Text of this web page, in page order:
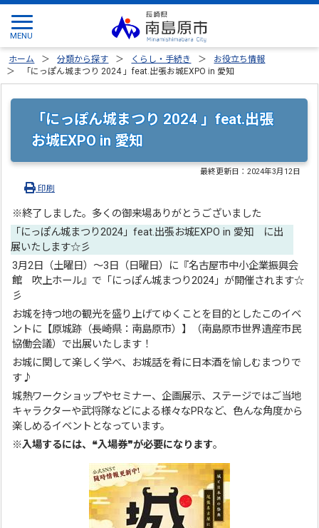
ホーム 分類から探す くらし・手続き
お役立ち情報
「にっぽん城まつり 2024 」feat.出張お城EXPO in 愛知
「にっぽん城まつり 2024 」feat.出張
お城EXPO in 愛知
最終更新日：2024年3月12日
印刷
※終了しました。多くの御来場ありがとうございました
「にっぽん城まつり2024」feat.出張お城EXPO in 愛知 に出
展いたします☆彡
3月2日（土曜日）～3日（日曜日）に『名古屋市中小企業振興会
館 吹上ホール』で「にっぽん城まつり2024」が開催されます☆
彡
お城を持つ地の観光を盛り上げてゆくことを目的としたこのイベ
ントに【原城跡（長崎県：南島原市）】（南島原市世界遺産市民
協働会議）で出展いたします！
お城に関して楽しく学べ、お城話を肴に日本酒を愉しむまつりで
す♪
城熱ワークショップやセミナー、企画展示、ステージではご当地
キャラクターや武将隊などによる様々なPRなど、色んな角度から
楽しめるイベントとなっています。
※入場するには、❝入場券❞が必要になります。